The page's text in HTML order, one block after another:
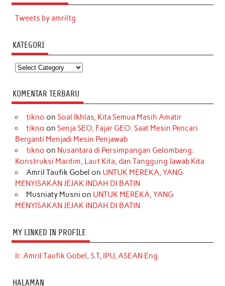
Tweets by amriltg
KATEGORI
Kategori
KOMENTAR TERBARU
tikno on Soal Ikhlas, Kita Semua Masih Amatir
tikno on Senja SEO, Fajar GEO: Saat Mesin Pencari
Berganti Menjadi Mesin Penjawab
tikno on Nusantara di Persimpangan Gelombang:
Konstruksi Maritim, Laut Kita, dan Tanggung Jawab Kita
Amril Taufik Gobel on UNTUK MEREKA, YANG
MENYISAKAN JEJAK INDAH DI BATIN
Musniaty Musni on UNTUK MEREKA, YANG
MENYISAKAN JEJAK INDAH DI BATIN
MY LINKED IN PROFILE
Ir. Amril Taufik Gobel, S.T, IPU, ASEAN Eng.
HALAMAN